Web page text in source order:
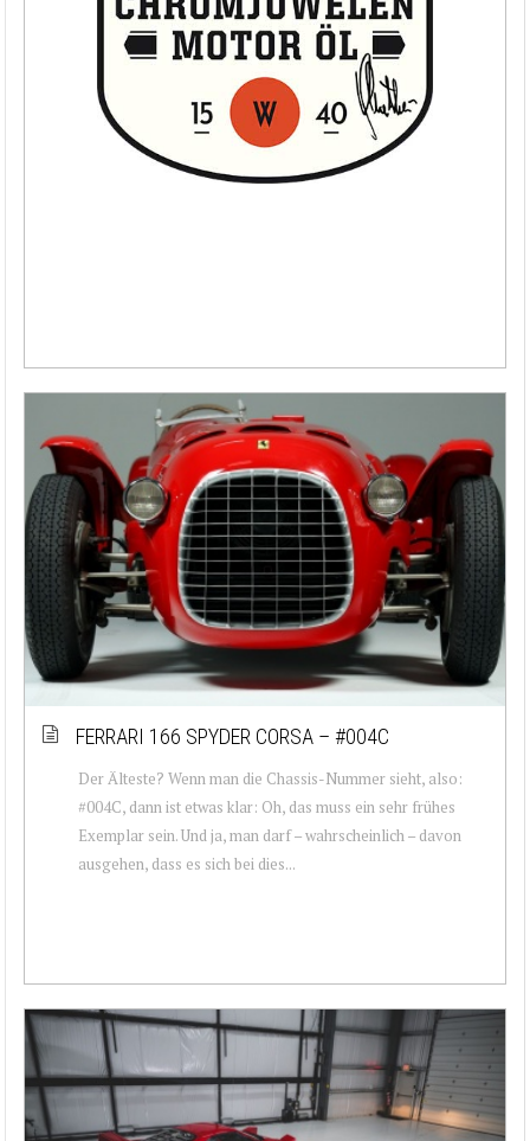
FERRARI 166 SPYDER CORSA – #004C
Der Älteste? Wenn man die Chassis-Nummer sieht, also:
#004C, dann ist etwas klar: Oh, das muss ein sehr frühes
Exemplar sein. Und ja, man darf – wahrscheinlich – davon
ausgehen, dass es sich bei dies...